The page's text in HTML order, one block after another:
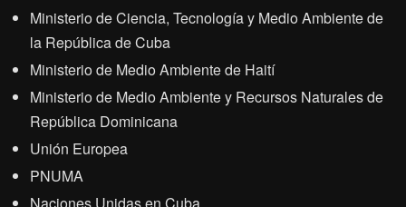
Ministerio de Ciencia, Tecnología y Medio Ambiente de
la República de Cuba
Ministerio de Medio Ambiente de Haití
Ministerio de Medio Ambiente y Recursos Naturales de
República Dominicana
Unión Europea
PNUMA